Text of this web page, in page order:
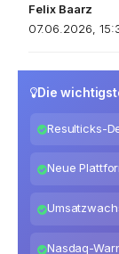
Felix Baarz
07.06.2026,
Die
Resulticks-
Neue
Nasdaq-